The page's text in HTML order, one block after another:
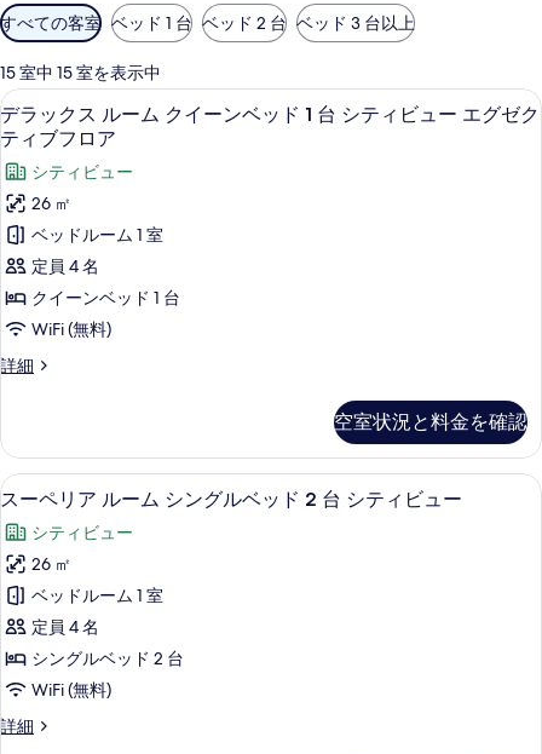
利
用
可
能
な
客
室
の
絞
り
込
み
条
件
すべての客室 ベッド 1 台 ベッド 2 台 ベッド 3 台以上
15 室中 15 室を表示中
デ
ラ
ッ
ク
ス
ル
ー
ム
ク
ン
ベ
ッ
ド
1
台
シ
テ
ィ
ビ
デラックス ルーム クイーンベッド 1
6
デラックス ルーム クイーンベッド 1 台 シティビュー エグゼク
ティブフロア
シティビュー
26 ㎡
ベッドルーム 1 室
定員 4 名
クイーンベッド 1 台
WiFi (無料)
詳細
デ
ス
ル
ー
ク
イ
ー
ン
ベ
ッ
ド
シ
空室状況と料金を確認
ス
ー
ペ
リ
ア
ル
ー
ム
シ
セーフティボックス (室内)、デスク
5
スーペリア ルーム シングルベッド 2 台 シティビュー
シティビュー
26 ㎡
ベッドルーム 1 室
定員 4 名
シングルベッド 2 台
WiFi (無料)
詳細
ス